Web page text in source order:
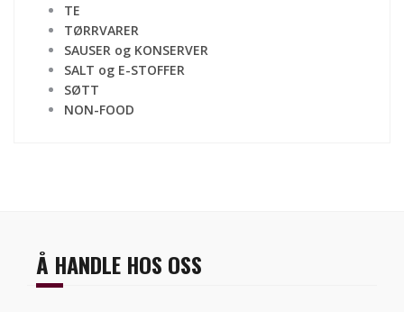
TE
TØRRVARER
SAUSER og KONSERVER
SALT og E-STOFFER
SØTT
NON-FOOD
Å HANDLE HOS OSS